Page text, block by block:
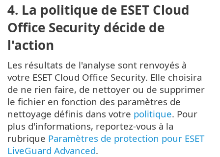
4. La politique de ESET Cloud
Office Security décide de
l'action
Les résultats de l'analyse sont renvoyés à
votre ESET Cloud Office Security. Elle choisira
de ne rien faire, de nettoyer ou de supprimer
le fichier en fonction des paramètres de
nettoyage définis dans votre politique. Pour
plus d'informations, reportez-vous à la
rubrique Paramètres de protection pour ESET
LiveGuard Advanced.